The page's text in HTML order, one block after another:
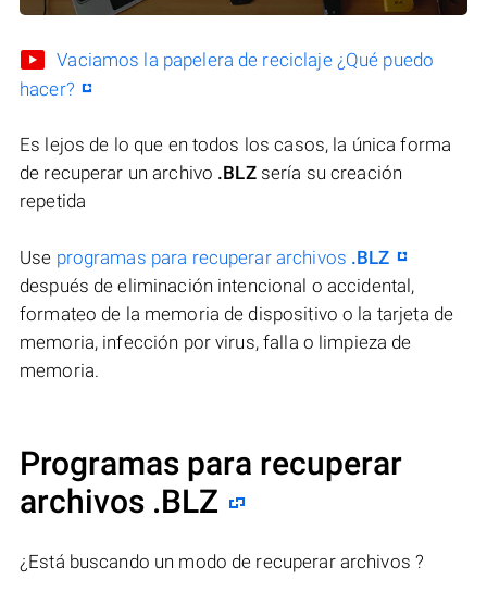
Vaciamos la papelera de reciclaje ¿Qué puedo
hacer?
Es lejos de lo que en todos los casos, la única forma
de recuperar un archivo .BLZsería su creación
repetida
Use programas para recuperar archivos .BLZ
después de eliminación intencional o accidental,
formateo de la memoria de dispositivo o la tarjeta de
memoria, infección por virus, falla o limpieza de
memoria.
Programas para recuperar
archivos .BLZ
¿Está buscando un modo de recuperar archivos ?